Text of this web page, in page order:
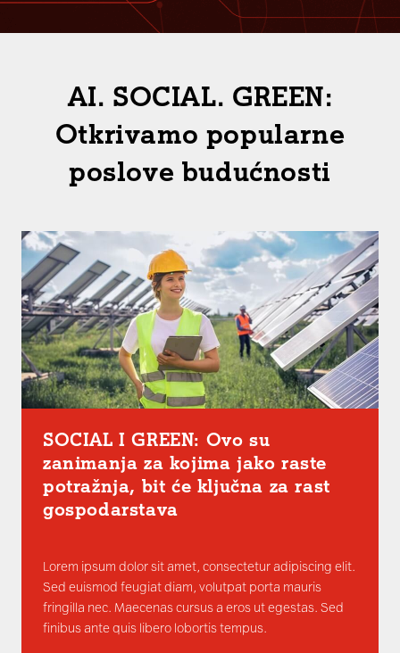
AI. SOCIAL. GREEN:
Otkrivamo popularne
poslove budućnosti
SOCIAL I GREEN: Ovo su
zanimanja za kojima jako raste
potražnja, bit će ključna za rast
gospodarstava
Lorem ipsum dolor sit amet, consectetur adipiscing elit.
Sed euismod feugiat diam, volutpat porta mauris
fringilla nec. Maecenas cursus a eros ut egestas. Sed
finibus ante quis libero lobortis tempus.